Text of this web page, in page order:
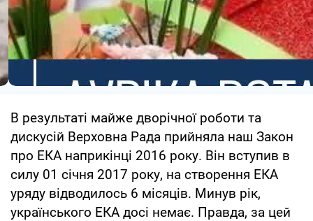
В результаті майже дворічної роботи та
дискусій Верховна Рада прийняла наш Закон
про ЕКА наприкінці 2016 року. Він вступив в
силу 01 січня 2017 року, на створення ЕКА
уряду відводилось 6 місяців. Минув рік,
українського ЕКА досі немає. Правда, за цей